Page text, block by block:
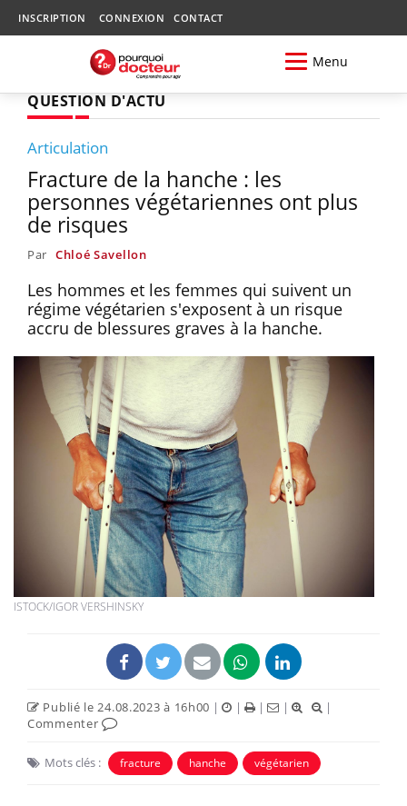
INSCRIPTION CONNEXION CONTACT
Menu
QUESTION D'ACTU
Articulation
Fracture de la hanche : les
personnes végétariennes ont plus
de risques
Par Chloé Savellon
Les hommes et les femmes qui suivent un
régime végétarien s'exposent à un risque
accru de blessures graves à la hanche.
ISTOCK/IGOR VERSHINSKY
Publié le 24.08.2023 à 16h00 | | | |
|
Commenter
Mots clés : fracture hanche végétarien